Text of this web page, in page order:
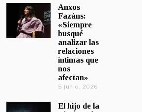
Anxos
Fazáns:
«Siempre
busqué
analizar las
relaciones
íntimas que
nos
afectan»
5 junio, 2026
El hijo de la